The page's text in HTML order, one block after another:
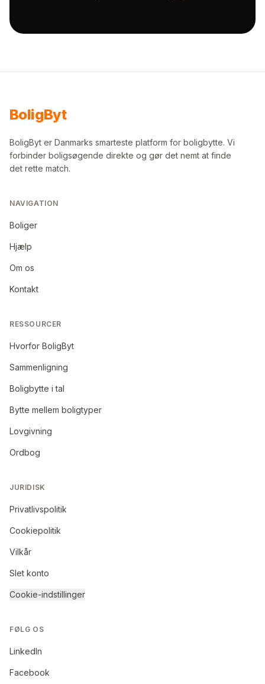
BoligByt
BoligByt er Danmarks smarteste platform for boligbytte. Vi
forbinder boligsøgende direkte og gør det nemt at finde
det rette match.
NAVIGATION
Boliger
Hjælp
Om os
Kontakt
RESSOURCER
Hvorfor BoligByt
Sammenligning
Boligbytte i tal
Bytte mellem boligtyper
Lovgivning
Ordbog
JURIDISK
Privatlivspolitik
Cookiepolitik
Vilkår
Slet konto
Cookie-indstillinger
FØLG OS
LinkedIn
Facebook